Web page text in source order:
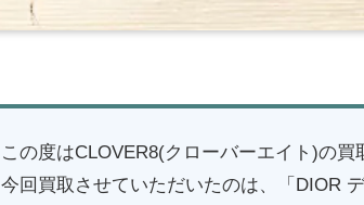
この度はCLOVER8(クローバーエイト)の買
今回買取させていただいたのは、「DIOR